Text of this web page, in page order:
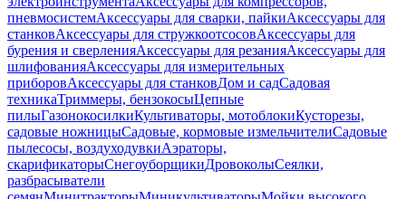
пневмосистемАксессуары для сварки, пайкиАксессуары для
станковАксессуары для стружкоотсосовАксессуары для
бурения и сверленияАксессуары для резанияАксессуары для
шлифованияАксессуары для измерительных
приборовАксессуары для станковДом и садСадовая
техникаТриммеры, бензокосыЦепные
пилыГазонокосилкиКультиваторы, мотоблокиКусторезы,
садовые ножницыСадовые, кормовые измельчителиСадовые
пылесосы, воздуходувкиАэраторы,
скарификаторыСнегоуборщикиДровоколыСеялки,
разбрасыватели